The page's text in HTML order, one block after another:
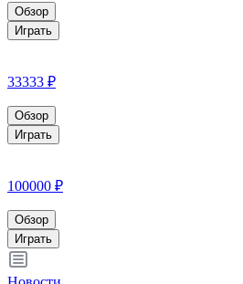
Обзор
Играть
33333 ₽
Обзор
Играть
100000 ₽
Обзор
Играть